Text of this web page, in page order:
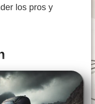
los pros y